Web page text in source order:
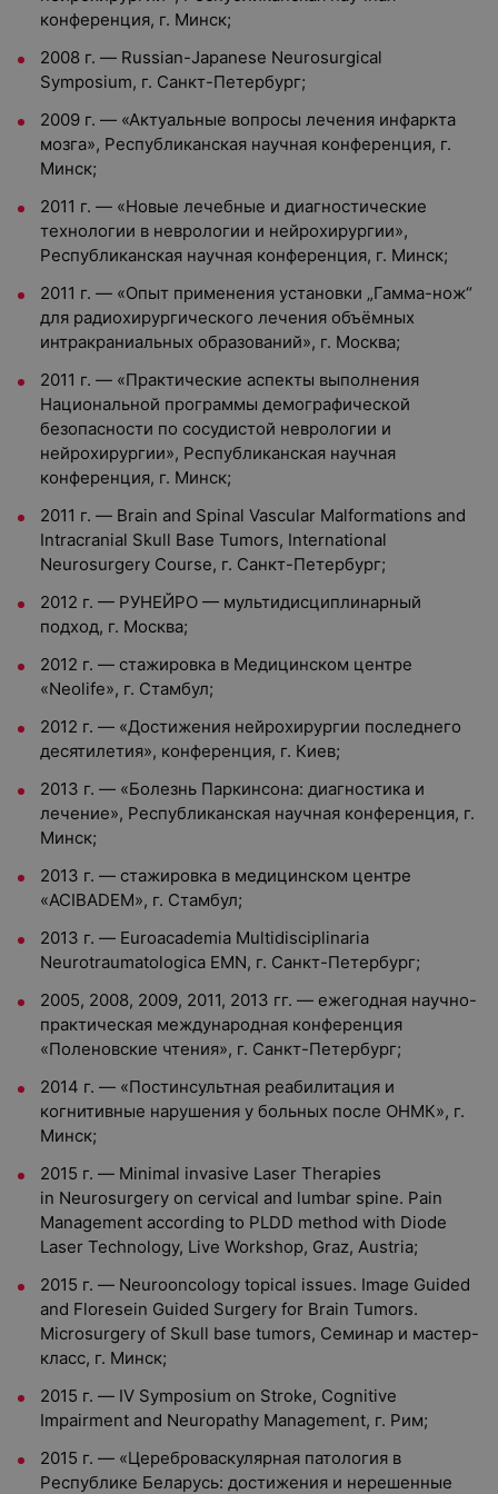
конференция, г. Минск;
2008 г. — Russian-Japanese Neurosurgical
Symposium, г. Санкт-Петербург;
2009 г. — «Актуальные вопросы лечения инфаркта
мозга», Республиканская научная конференция, г.
Минск;
2011 г. — «Новые лечебные и диагностические
технологии в неврологии и нейрохирургии»,
Республиканская научная конференция, г. Минск;
2011 г. — «Опыт применения установки „Гамма-нож“
для радиохирургического лечения объёмных
интракраниальных образований», г. Москва;
2011 г. — «Практические аспекты выполнения
Национальной программы демографической
безопасности по сосудистой неврологии и
нейрохирургии», Республиканская научная
конференция, г. Минск;
2011 г. — Brain and Spinal Vascular Malformations and
Intracranial Skull Base Tumors, International
Neurosurgery Course, г. Санкт-Петербург;
2012 г. — РУНЕЙРО — мультидисциплинарный
подход, г. Москва;
2012 г. — стажировка в Медицинском центре
«Neolife», г. Стамбул;
2012 г. — «Достижения нейрохирургии последнего
десятилетия», конференция, г. Киев;
2013 г. — «Болезнь Паркинсона: диагностика и
лечение», Республиканская научная конференция, г.
Минск;
2013 г. — стажировка в медицинском центре
«ACIBADEM», г. Стамбул;
2013 г. — Euroacademia Multidisciplinaria
Neurotraumatologica EMN, г. Санкт-Петербург;
2005, 2008, 2009, 2011, 2013 гг. — ежегодная научно-
практическая международная конференция
«Поленовские чтения», г. Санкт-Петербург;
2014 г. — «Постинсультная реабилитация и
когнитивные нарушения у больных после ОНМК», г.
Минск;
2015 г. — Minimal invasive Laser Therapies
in Neurosurgery on cervical and lumbar spine. Pain
Management according to PLDD method with Diode
Laser Technology, Live Workshop, Graz, Austria;
2015 г. — Neurooncology topical issues. Image Guided
and Floresein Guided Surgery for Brain Tumors.
Microsurgery of Skull base tumors, Семинар и мастер-
класс, г. Минск;
2015 г. — IV Symposium on Stroke, Cognitive
Impairment and Neuropathy Management, г. Рим;
2015 г. — «Цереброваскулярная патология в
Республике Беларусь: достижения и нерешенные